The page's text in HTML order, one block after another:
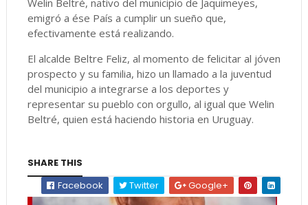
Welin Beltré, nativo del municipio de Jaquimeyes,
emigró a ése País a cumplir un sueño que,
efectivamente está realizando.
El alcalde Beltre Feliz, al momento de felicitar al jóven
prospecto y su familia, hizo un llamado a la juventud
del municipio a integrarse a los deportes y
representar su pueblo con orgullo, al igual que Welin
Beltré, quien está haciendo historia en Uruguay.
SHARE THIS
Facebook
Twitter Google+